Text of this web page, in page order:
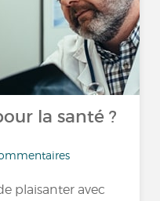
la santé ?
plaisanter avec